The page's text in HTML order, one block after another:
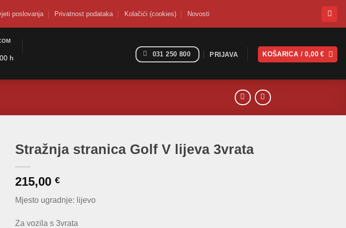
poslovanja Privatnost podataka Kolačići (cookies) Novosti
h
031 250 800 PRIJAVA KOŠARICA /0,00€
Stražnja stranica Golf V lijeva 3vrata
215,00 €
Mjesto ugradnje: lijevo
Za vozila s 3vrata